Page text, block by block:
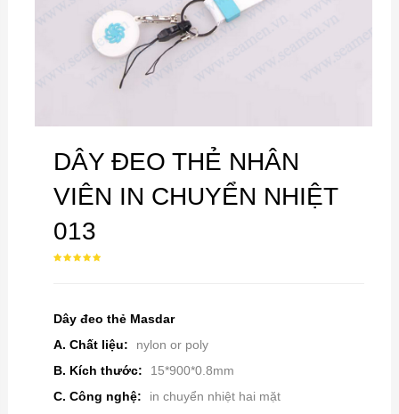
DÂY ĐEO THẺ NHÂN
VIÊN IN CHUYỂN NHIỆT
013
Dây đeo thẻ Masdar
A. Chất liệu:
nylon or poly
B. Kích thước:
15*900*0.8mm
C. Công nghệ:
in chuyển nhiệt hai mặt